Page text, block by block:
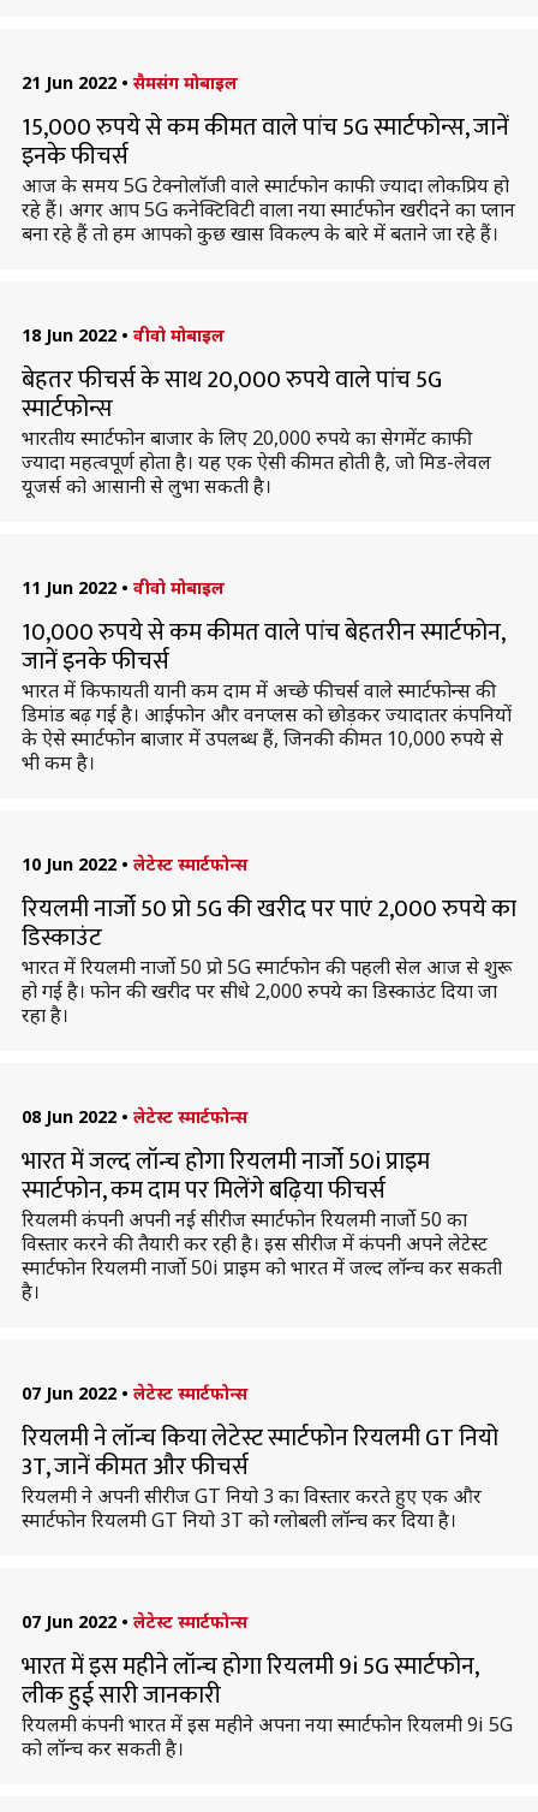
21 Jun 2022 • सैमसंग मोबाइल
15,000 रुपये से कम कीमत वाले पांच 5G स्मार्टफोन्स, जानें
इनके फीचर्स
आज के समय 5G टेक्नोलॉजी वाले स्मार्टफोन काफी ज्यादा लोकप्रिय हो
रहे हैं। अगर आप 5G कनेक्टिविटी वाला नया स्मार्टफोन खरीदने का प्लान
बना रहे हैं तो हम आपको कुछ खास विकल्प के बारे में बताने जा रहे हैं।
18 Jun 2022 • वीवो मोबाइल
बेहतर फीचर्स के साथ 20,000 रुपये वाले पांच 5G
स्मार्टफोन्स
भारतीय स्मार्टफोन बाजार के लिए 20,000 रुपये का सेगमेंट काफी
ज्यादा महत्वपूर्ण होता है। यह एक ऐसी कीमत होती है, जो मिड-लेवल
यूजर्स को आसानी से लुभा सकती है।
11 Jun 2022 • वीवो मोबाइल
10,000 रुपये से कम कीमत वाले पांच बेहतरीन स्मार्टफोन,
जानें इनके फीचर्स
भारत में किफायती यानी कम दाम में अच्छे फीचर्स वाले स्मार्टफोन्स की
डिमांड बढ़ गई है। आईफोन और वनप्लस को छोड़कर ज्यादातर कंपनियों
के ऐसे स्मार्टफोन बाजार में उपलब्ध हैं, जिनकी कीमत 10,000 रुपये से
भी कम है।
10 Jun 2022 • लेटेस्ट स्मार्टफोन्स
रियलमी नार्जो 50 प्रो 5G की खरीद पर पाएं 2,000 रुपये का
डिस्काउंट
भारत में रियलमी नार्जो 50 प्रो 5G स्मार्टफोन की पहली सेल आज से शुरू
हो गई है। फोन की खरीद पर सीधे 2,000 रुपये का डिस्काउंट दिया जा
रहा है।
08 Jun 2022 • लेटेस्ट स्मार्टफोन्स
भारत में जल्द लॉन्च होगा रियलमी नार्जो 50i प्राइम
स्मार्टफोन, कम दाम पर मिलेंगे बढ़िया फीचर्स
रियलमी कंपनी अपनी नई सीरीज स्मार्टफोन रियलमी नार्जो 50 का
विस्तार करने की तैयारी कर रही है। इस सीरीज में कंपनी अपने लेटेस्ट
स्मार्टफोन रियलमी नार्जो 50i प्राइम को भारत में जल्द लॉन्च कर सकती
है।
07 Jun 2022 • लेटेस्ट स्मार्टफोन्स
रियलमी ने लॉन्च किया लेटेस्ट स्मार्टफोन रियलमी GT नियो
3T, जानें कीमत और फीचर्स
रियलमी ने अपनी सीरीज GT नियो 3 का विस्तार करते हुए एक और
स्मार्टफोन रियलमी GT नियो 3T को ग्लोबली लॉन्च कर दिया है।
07 Jun 2022 • लेटेस्ट स्मार्टफोन्स
भारत में इस महीने लॉन्च होगा रियलमी 9i 5G स्मार्टफोन,
लीक हुई सारी जानकारी
रियलमी कंपनी भारत में इस महीने अपना नया स्मार्टफोन रियलमी 9i 5G
को लॉन्च कर सकती है।